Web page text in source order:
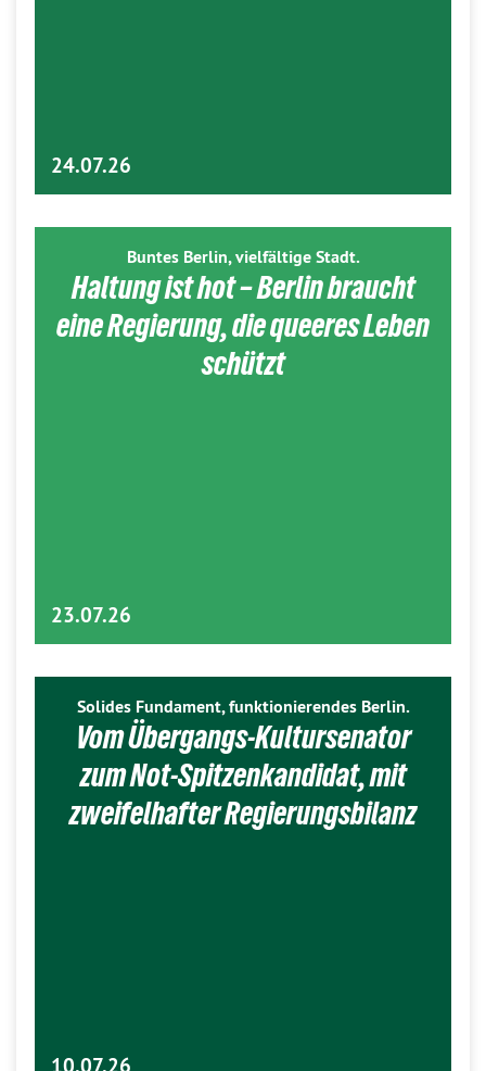
24.07.26
Buntes Berlin, vielfältige Stadt.
Haltung ist hot – Berlin braucht
eine Regierung, die queeres Leben
schützt
23.07.26
Solides Fundament, funktionierendes Berlin.
Vom Übergangs-Kultursenator
zum Not-Spitzenkandidat, mit
zweifelhafter Regierungsbilanz